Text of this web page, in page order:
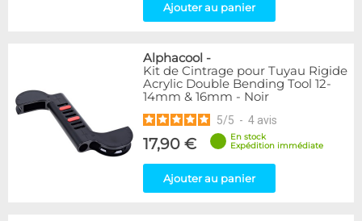
Ajouter au panier
Alphacool -
Kit de Cintrage pour Tuyau Rigide
Acrylic Double Bending Tool 12-
14mm & 16mm - Noir
5/5 - 4 avis
17,90 €
En stock
Expédition immédiate
Ajouter au panier